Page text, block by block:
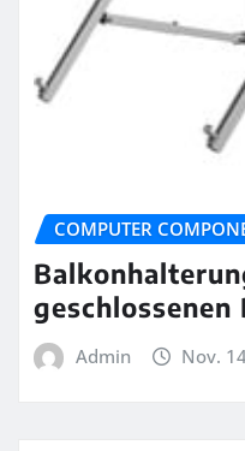
COMPUTER
Admin Nov.